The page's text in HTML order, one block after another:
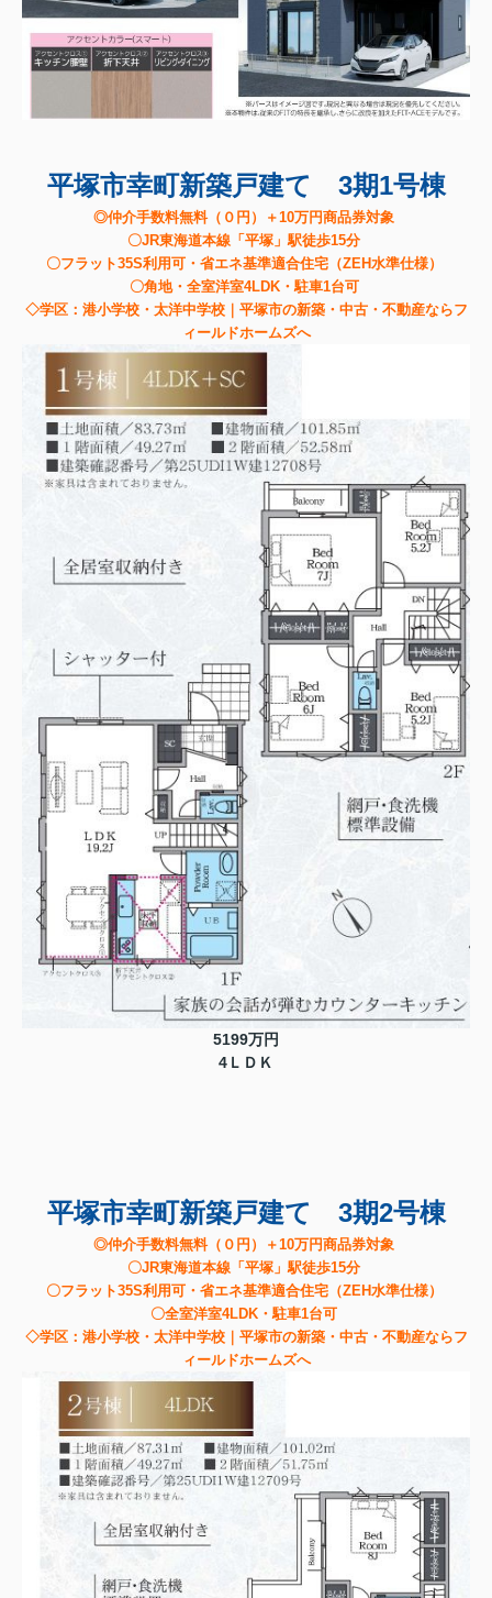
平塚市幸町新築戸建て 3期1号棟
◎仲介手数料無料（０円）＋10万円商品券対象
〇JR東海道本線「平塚」駅徒歩15分
〇フラット35S利用可・省エネ基準適合住宅（ZEH水準仕様）
〇角地・全室洋室4LDK・駐車1台可
◇学区：港小学校・太洋中学校｜平塚市の新築・中古・不動産ならフ
ィールドホームズへ
5199万円
4ＬＤＫ
平塚市幸町新築戸建て 3期2号棟
◎仲介手数料無料（０円）＋10万円商品券対象
〇JR東海道本線「平塚」駅徒歩15分
〇フラット35S利用可・省エネ基準適合住宅（ZEH水準仕様）
〇全室洋室4LDK・駐車1台可
◇学区：港小学校・太洋中学校｜平塚市の新築・中古・不動産ならフ
ィールドホームズへ